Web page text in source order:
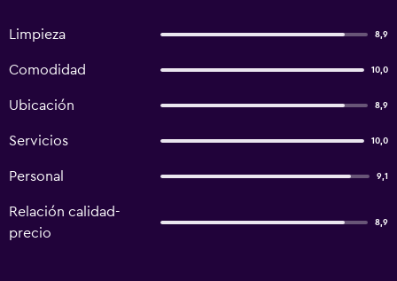
Limpieza 8,9
Comodidad 10,0
Ubicación 8,9
Servicios 10,0
Personal 9,1
Relación calidad-
precio
8,9